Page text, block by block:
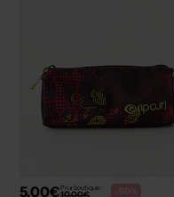
5,00€Prix boutique :
10,00€ -50%